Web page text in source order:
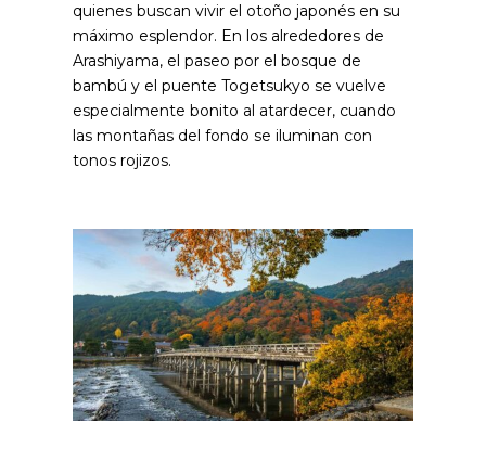
quienes buscan vivir el otoño japonés en su
máximo esplendor. En los alrededores de
Arashiyama, el paseo por el bosque de
bambú y el puente Togetsukyo se vuelve
especialmente bonito al atardecer, cuando
las montañas del fondo se iluminan con
tonos rojizos.